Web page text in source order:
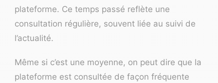
plateforme. Ce temps passé reflète une
consultation régulière, souvent liée au suivi de
l’actualité.
Même si c’est une moyenne, on peut dire que la
plateforme est consultée de façon fréquente